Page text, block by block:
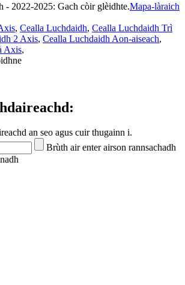
- 2022-2025: Gach còir glèidhte.Mapa-làraich
, Cealla Luchdaidh, Cealla Luchdaidh Trì
2 Axis, Cealla Luchdaidh Aon-aiseach,
Axis,
an seo agus cuir thugainn i.
Brùth air enter airson rannsachadh